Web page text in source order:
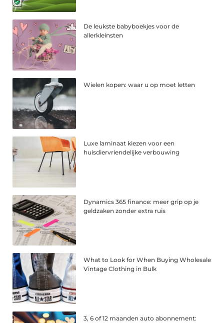
De leukste babyboekjes voor de
allerkleinsten
Wielen kopen: waar u op moet letten
Luxe laminaat kiezen voor een
huisdiervriendelijke verbouwing
Dynamics 365 finance: meer grip op je
geldzaken zonder extra ruis
What to Look for When Buying Wholesale
Vintage Clothing in Bulk
3, 6 of 12 maanden auto abonnement: